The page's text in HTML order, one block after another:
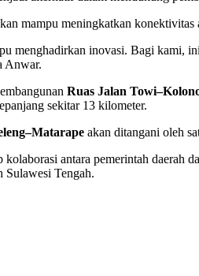
mampu meningkatkan
menghadirkan inovasi. Bagi kami,
Anwar.
Ruas Jalan
sekitar 13 kilometer.
akan ditangani oleh
antara pemerintah daerah
Sulawesi Tengah.